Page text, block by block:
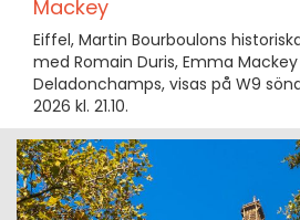
Mackey
Eiffel, Martin Bourboulons
med Romain Duris, Emma
Deladonchamps, visas på W9
2026 kl. 21.10.